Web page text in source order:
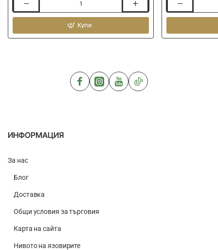
MF
Bullet
Купи
MF
Round
ИНФОРМАЦИЯ
За нас
Блог
Доставка
Общи условия за търговия
Карта на сайта
Нивото на язовирите